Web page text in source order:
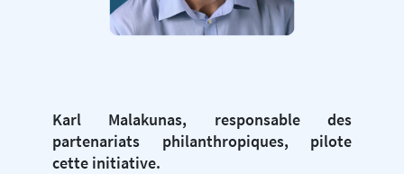
Karl Malakunas, responsable des
partenariats philanthropiques, pilote
cette initiative.